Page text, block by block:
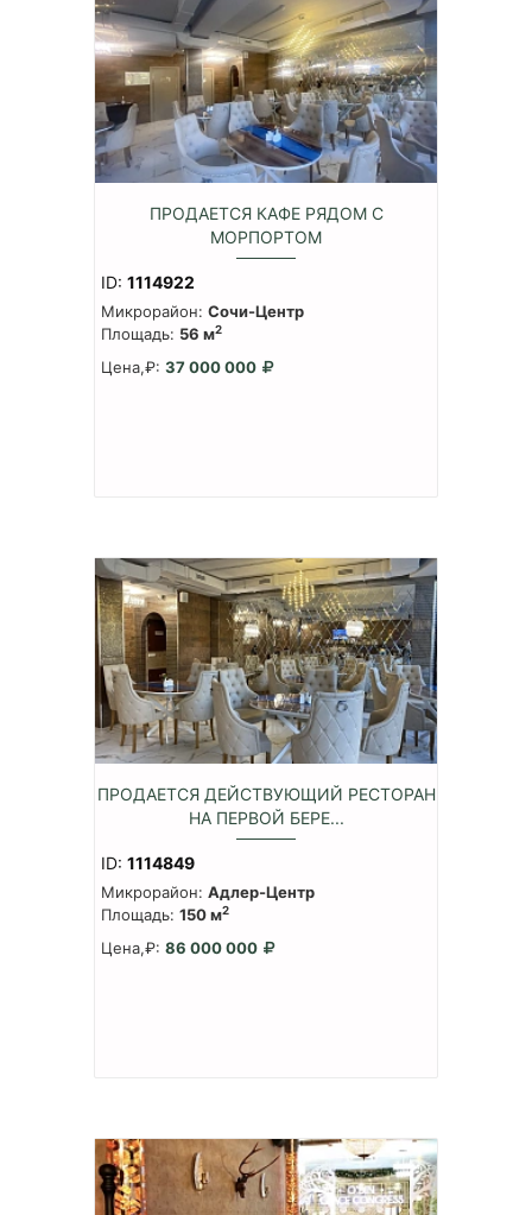
ПРОДАЕТСЯ КАФЕ РЯДОМ С
МОРПОРТОМ
ID: 1114922
Микрорайон: Сочи-Центр
Площадь: 56 м2
Цена,₽: 37 000 000
ПРОДАЕТСЯ ДЕЙСТВУЮЩИЙ РЕСТОРАН
НА ПЕРВОЙ БЕРЕ...
ID: 1114849
Микрорайон: Адлер-Центр
Площадь: 150 м2
Цена,₽: 86 000 000